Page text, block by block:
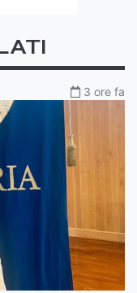
3 ore fa